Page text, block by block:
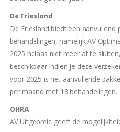
De Friesland
De Friesland biedt een aanvullend
behandelingen, namelijk AV
2025 helaas niet meer af te
beschikbaar indien je deze
voor 2025 is het aanvullende
per maand met 18 behandelingen.
OHRA
AV Uitgebreid geeft de